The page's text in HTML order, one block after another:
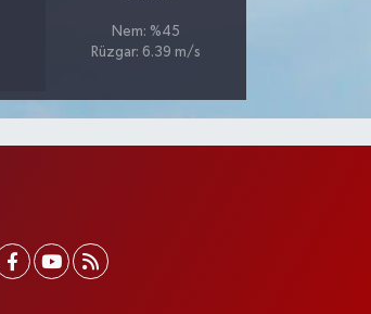
Nem: %45
Rüzgar: 6.39 m/s